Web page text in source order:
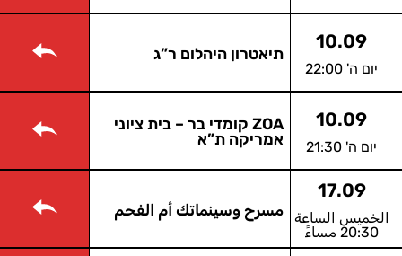
10.09
יום ה' 22:00
תיאטרון היהלום ר”ג
10.09
יום ה' 21:30
ZOA קומדי בר – בית ציוני
אמריקה ת”א
17.09
الخميس الساعة
20:30 مساءً
مسرح وسينماتك أم الفحم